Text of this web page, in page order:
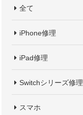
全て
iPhone修理
iPad修理
Switchシリーズ修理
スマホ